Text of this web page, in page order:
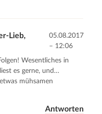
Lieb,
05.08.2017
– 12:06
Wesentliches in
es gerne, und…
mühsamen
Antworten